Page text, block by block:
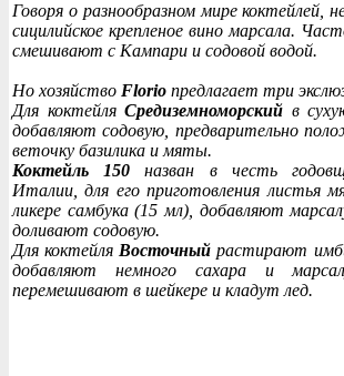
Говоря о разнообразном мире коктейлей,
сицилийское крепленое вино марсала.
смешивают с Кампари и содовой водой.
Но хозяйство Florio предлагает три
Для коктейляСредиземноморский в
добавляют содовую, предварительно
веточку базилика и мяты.
Коктейль 150 назван в честь
Италии, для его приготовления листья
ликере самбука (15 мл), добавляют
доливают содовую.
Для коктейля Восточный растирают
добавляют немного сахара и
перемешивают в шейкере и кладут лед.